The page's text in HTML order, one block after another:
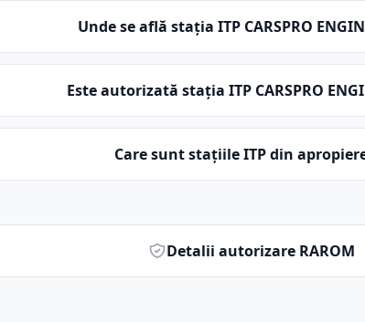
Unde se află stația ITP CARSPRO
Este autorizată stația ITP CARSPRO
Care sunt stațiile ITP din
Detalii autorizare RAROM